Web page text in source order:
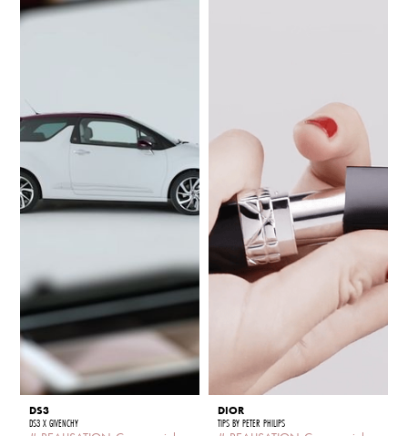
DS3
DS3 X GIVENCHY
DIOR
TIPS BY PETER PHILIPS